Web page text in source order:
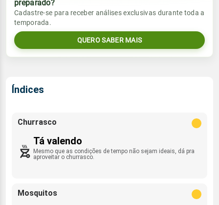
Umidade do ar
51%95%
Rajada de vento
Sol
05:41h às 17:24h
Lua
Chuva
0.6mm
Umidade do ar
Vento
SSE - 12km/h
Rajada de vento
Sol
preparado?
Cadastre-se para receber análises exclusivas durante toda a
temporada.
QUERO SABER MAIS
Índices
Churrasco
Tá valendo
Mesmo que as condições de tempo não sejam ideais, dá pra
aproveitar o churrasco.
Mosquitos